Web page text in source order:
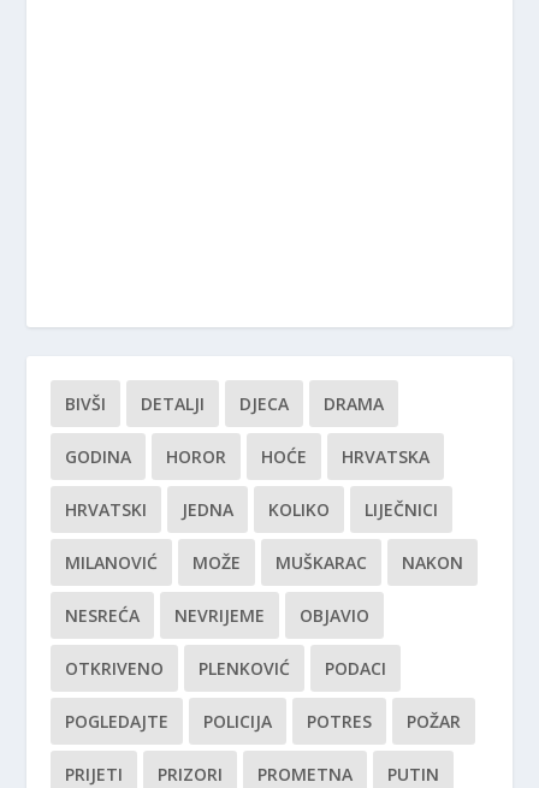
BIVŠI DETALJI DJECA DRAMA
GODINA HOROR HOĆE HRVATSKA
HRVATSKI JEDNA KOLIKO LIJEČNICI
MILANOVIĆ MOŽE MUŠKARAC NAKON
NESREĆA NEVRIJEME OBJAVIO
OTKRIVENO PLENKOVIĆ PODACI
POGLEDAJTE POLICIJA POTRES POŽAR
PRIJETI PRIZORI PROMETNA PUTIN